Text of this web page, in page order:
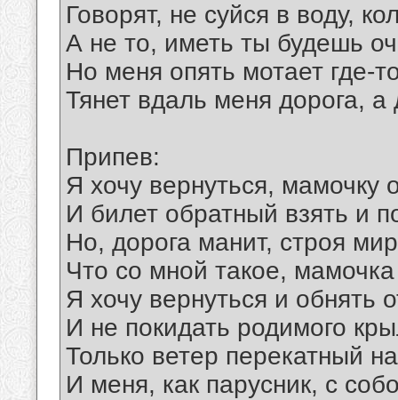
Говорят, не суйся в воду,
А не то, иметь ты будешь
Но меня опять мотает где-
Тянет вдаль меня дорога,
Припев:
Я хочу вернуться, мамочку
И билет обратный взять и
Но, дорога манит, строя
Что со мной такое,
Я хочу вернуться и обнять
И не покидать родимого
Только ветер перекатный
И меня, как парусник, с